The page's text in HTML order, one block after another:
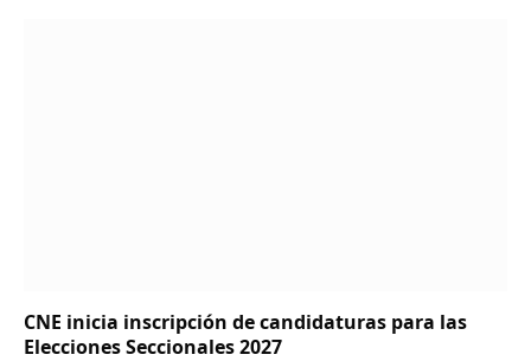
CNE inicia inscripción de candidaturas para las
Elecciones Seccionales 2027